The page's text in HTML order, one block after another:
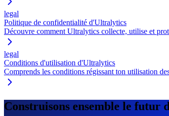
legal
Politique de confidentialité d'Ultralytics
Découvre comment Ultralytics collecte, utilise et
legal
Conditions d'utilisation d'Ultralytics
Comprends les conditions régissant ton utilisation
Construisons ensemble le futur